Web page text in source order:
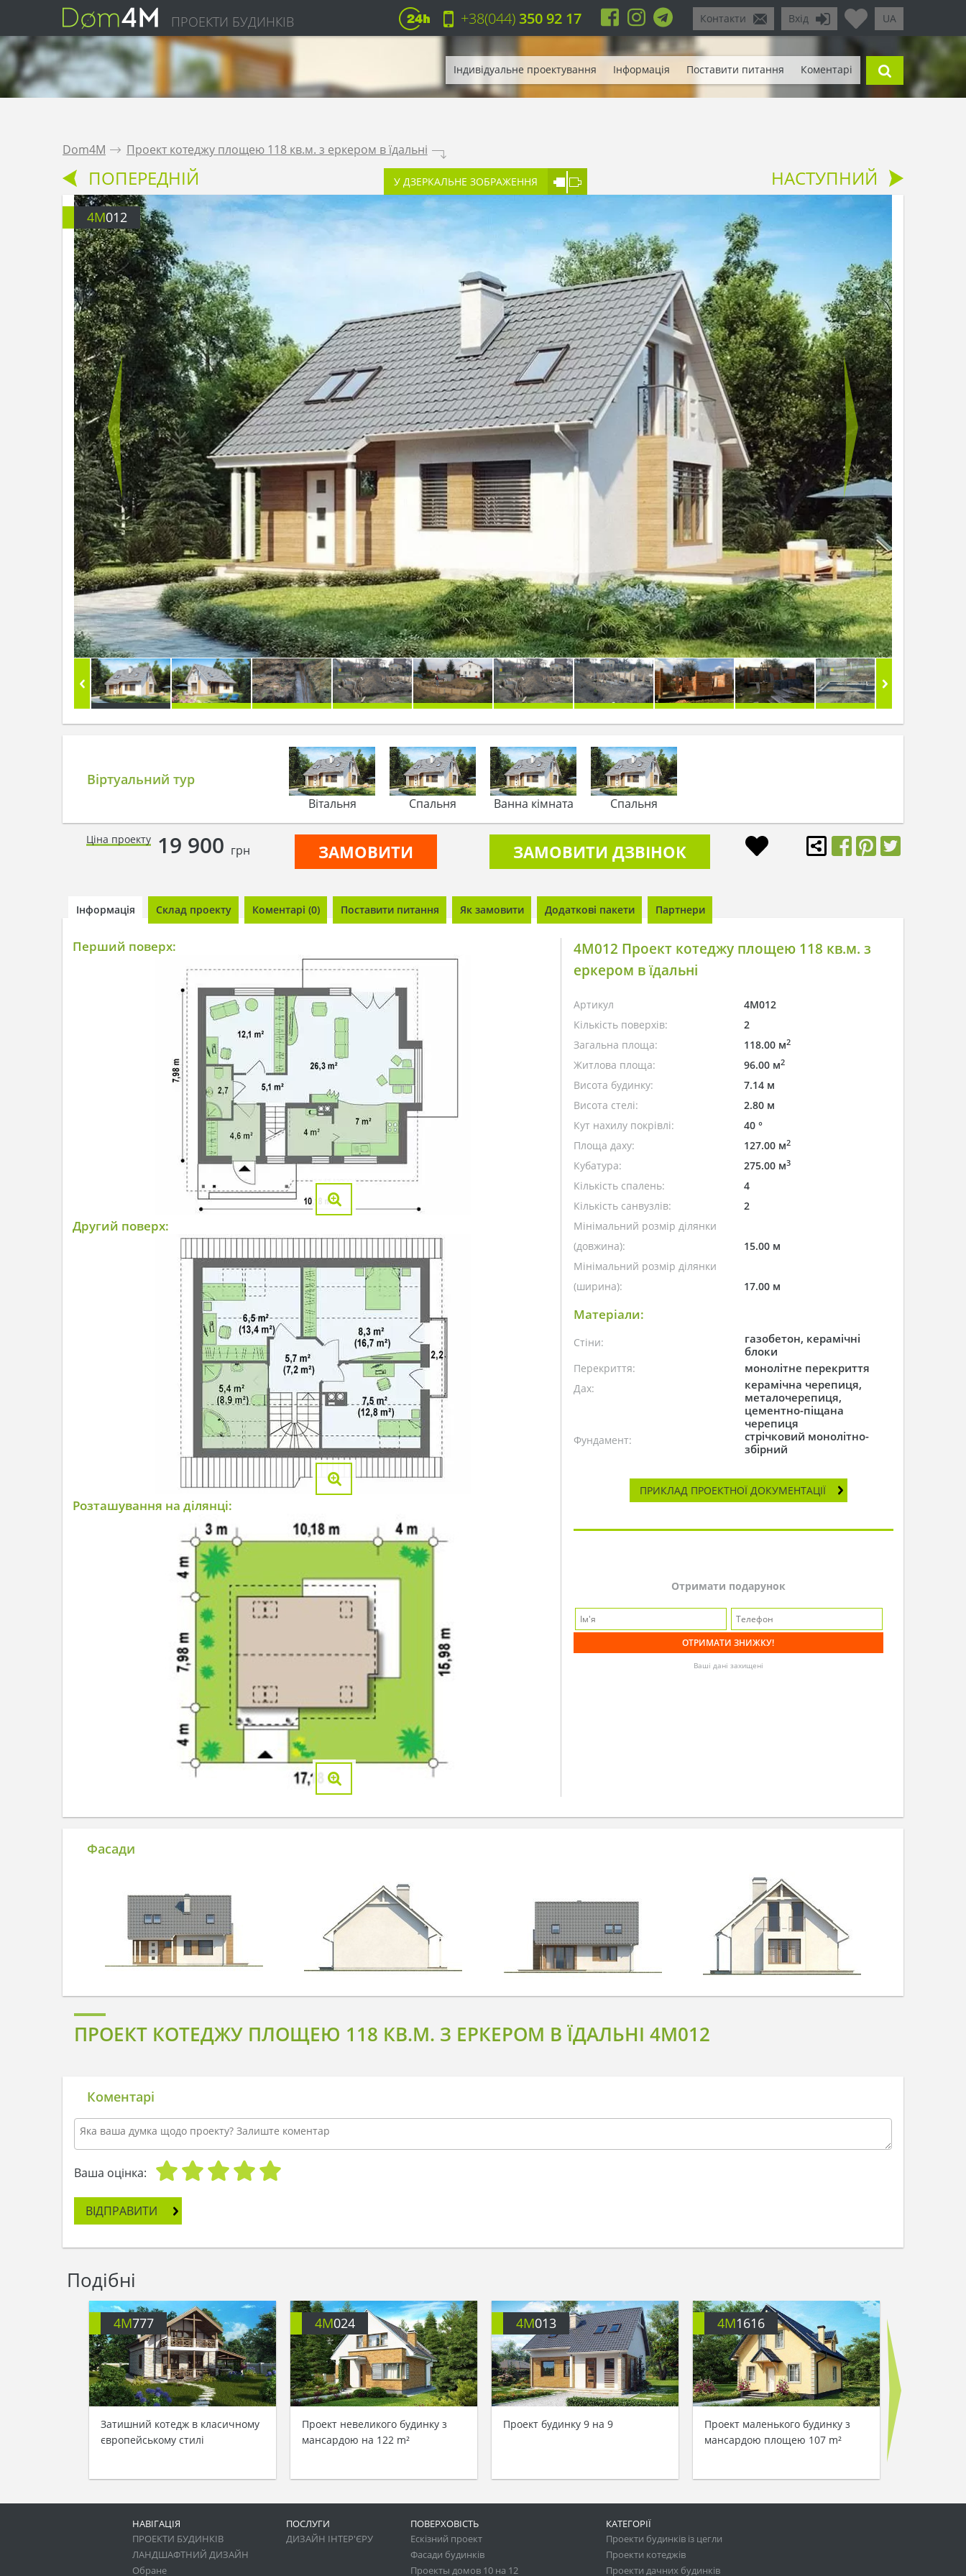
ПРОЕКТИ БУДИНКІВ UA
Вхід
Контакти
+38(044)350 92 17
Індивідуальне проектування Інформація Поставити питання Коментарі
Dom4M . Проект котеджу площею 118 кв.м. з еркером в їдальні .
ПОПЕРЕДНІЙ У ДЗЕРКАЛЬНЕ ЗОБРАЖЕННЯ НАСТУПНИЙ
4M012
Віртуальний тур
Вітальня Спальня Ванна кімната Спальня
Ціна проекту 19 900 грн ЗАМОВИТИ ЗАМОВИТИ ДЗВІНОК
Інформація Склад проекту Коментарі (0) Поставити питання Як замовити Додаткові пакети Партнери
Перший поверх:
Другий поверх:
Розташування на ділянці:
4M012 Проект котеджу площею 118 кв.м. з
еркером в їдальні
Артикул
4M012
Кількість поверхів:
2
Загальна площа:
118.00 м2
Житлова площа: 96.00 м2
Висота будинку:
7.14 м
Висота стелі:
2.80 м
Кут нахилу покрівлі:
40 °
Площа даху:
127.00 м2
Кубатура: 275.00 м3
Кількість спалень:
4
Кількість санвузлів:
2
Мінімальний розмір ділянки
(довжина):
15.00 м
Мінімальний розмір ділянки
(ширина):
17.00 м
Матеріали:
Стіни:
газобетон, керамічні
блоки
Перекриття: монолітне перекриття
Дах:
керамічна черепиця,
металочерепиця,
цементно-піщана
черепиця
Фундамент:
стрічковий монолітно-
збірний
ПРИКЛАД ПРОЕКТНОЇ ДОКУМЕНТАЦІЇ
Отримати подарунок
Ваші дані захищені
Фасади
ПРОЕКТ КОТЕДЖУ ПЛОЩЕЮ 118 КВ.М. З ЕРКЕРОМ В ЇДАЛЬНІ 4M012
Коментарі
Ваша оцінка:
ВІДПРАВИТИ
Подібні
4M777
Затишний котедж в класичному
європейському стилі
4M024
Проект невеликого будинку з
мансардою на 122 m²
4M013
Проект будинку 9 на 9
4M1616
Проект маленького будинку з
мансардою площею 107 m²
НАВІГАЦІЯ
ПРОЕКТИ БУДИНКІВ
ЛАНДШАФТНИЙ ДИЗАЙН
Обране
ПОСЛУГИ
ДИЗАЙН ІНТЕР'ЄРУ
ПОВЕРХОВІСТЬ
Ескізний проект
Фасади будинків
Проекты домов 10 на 12
КАТЕГОРІЇ
Проекти будинків із цегли
Проекти котеджів
Проекти дачних будинків